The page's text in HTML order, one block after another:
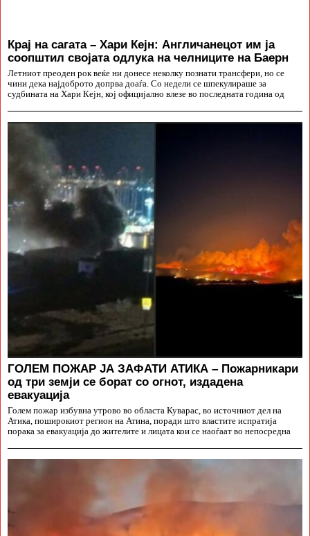
Крај на сагата – Хари Кејн: Англичанецот им ја
соопштил својата одлука на челниците на Баерн
Летниот преоден рок веќе ни донесе неколку познати трансфери, но се
чини дека најдоброто допрва доаѓа. Со недели се шпекулираше за
судбината на Хари Кејн, кој официјално влезе во последната година од
ГОЛЕМ ПОЖАР ЈА ЗАФАТИ АТИКА – Пожарникари
од три земји се борат со огнот, издадена
евакуација
Голем пожар избувна утрово во областа Куварас, во источниот дел на
Атика, поширокиот регион на Атина, поради што властите испратија
порака за евакуација до жителите и лицата кои се наоѓаат во непосредна